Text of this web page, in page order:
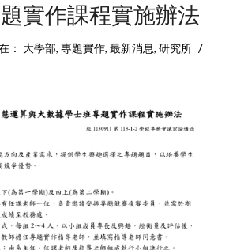
實作課程實施辦法
： 大學部, 專題實作, 最新消息, 研究所 /